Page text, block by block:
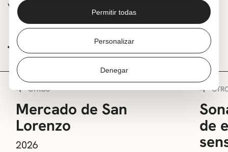
Permitir todas
Personalizar
Denegar
Versadas, club de poesia 2023
TE PUEDE INTERESAR
OTROS
Mercado de San
Lorenzo
2026
de